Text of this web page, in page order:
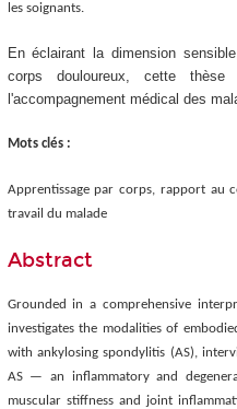
les soignants.
En éclairant la dimension
corps douloureux, cette
l'accompagnement médical des
Mots clés :
Apprentissage par corps, rapport au
travail du malade
Abstract
Grounded in a comprehensive
investigates the modalities of
with ankylosing spondylitis (AS),
AS — an inflammatory and
muscular stiffness and joint